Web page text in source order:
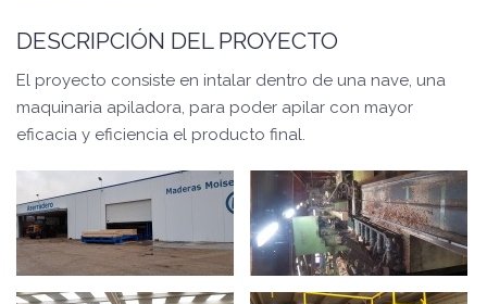
DESCRIPCIÓN DEL PROYECTO
El proyecto consiste en intalar dentro de una nave, una
maquinaria apiladora, para poder apilar con mayor
eficacia y eficiencia el producto final.